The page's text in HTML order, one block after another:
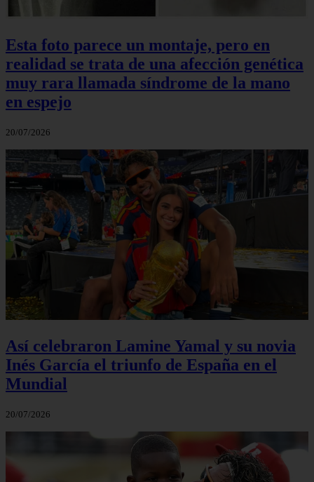
Esta foto parece un montaje, pero en
realidad se trata de una afección genética
muy rara llamada síndrome de la mano
en espejo
20/07/2026
Así celebraron Lamine Yamal y su novia
Inés García el triunfo de España en el
Mundial
20/07/2026